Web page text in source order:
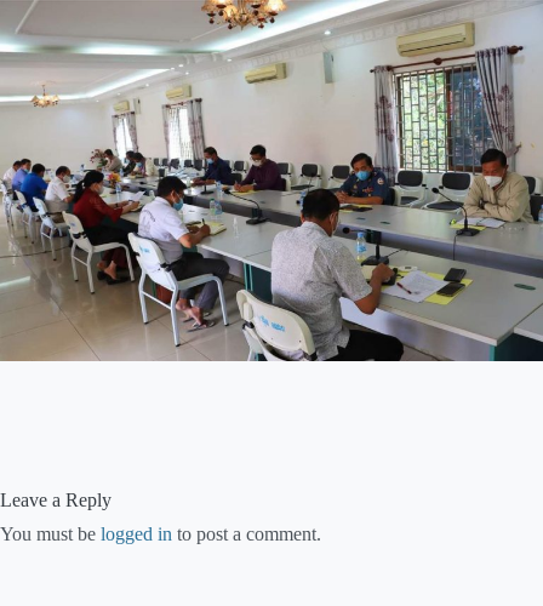
Leave a Reply
You must be logged in to post a comment.